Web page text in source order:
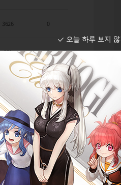
3626 0
891 0
0
927 0
951 0
1108 0